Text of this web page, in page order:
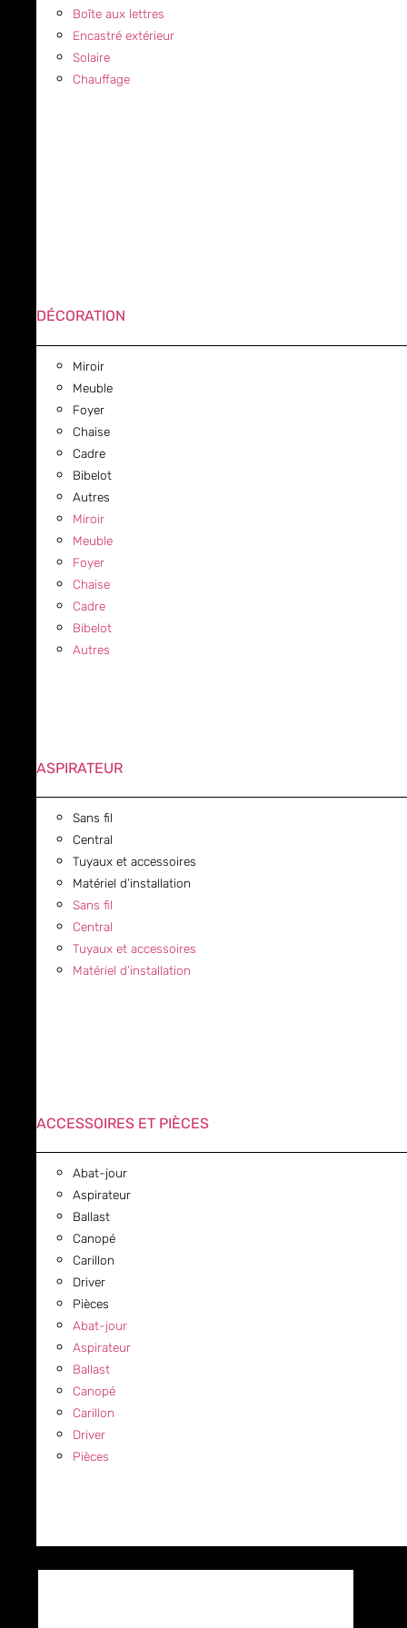
Boîte aux lettres
Encastré extérieur
Solaire
Chauffage
DÉCORATION
Miroir
Meuble
Foyer
Chaise
Cadre
Bibelot
Autres
Miroir
Meuble
Foyer
Chaise
Cadre
Bibelot
Autres
ASPIRATEUR
Sans fil
Central
Tuyaux et accessoires
Matériel d’installation
Sans fil
Central
Tuyaux et accessoires
Matériel d’installation
ACCESSOIRES ET PIÈCES
Abat-jour
Aspirateur
Ballast
Canopé
Carillon
Driver
Pièces
Abat-jour
Aspirateur
Ballast
Canopé
Carillon
Driver
Pièces